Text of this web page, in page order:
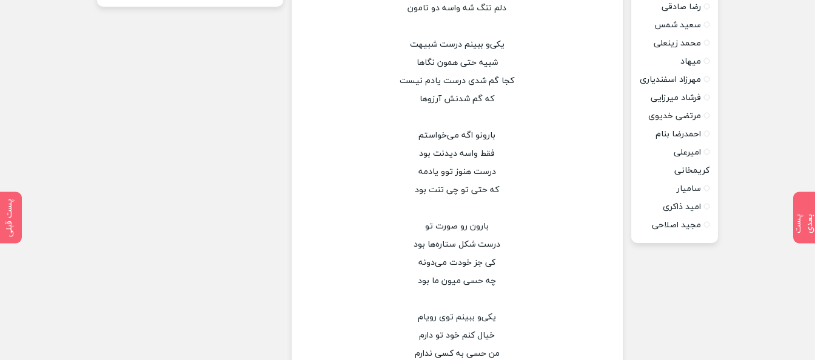
پ
س
ت
ب
ع
د ی پست قبلی
دلم تنگ شه واسه دو تامون
یکی‌و ببینم درست شبیهت
شبیه حتی همون نگاها
کجا گم شدی درست یادم نیست
که گم شدنش آرزوها
بارونو اگه می‌خواستم
فقط واسه دیدنت بود
درست هنوز توو یادمه
که حتی تو چی تنت بود
بارون رو صورت تو
درست شکل ستاره‌ها بود
کی جز خودت می‌دونه
چه حسی میون ما بود
یکی‌و ببینم توی رویام
خیال کنم خود تو دارم
من حسی به کسی ندارم
رضا صادقی
سعید شمس
محمد زینعلی
میهاد
مهرزاد اسفندیاری
فرشاد میرزایی
مرتضی خدیوی
احمدرضا بنام
امیرعلی
کریمخانی
سامیار
امید ذاکری
مجید اصلاحی